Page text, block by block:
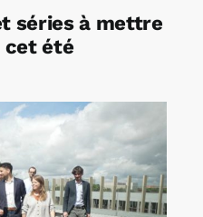
séries à mettre
cet été